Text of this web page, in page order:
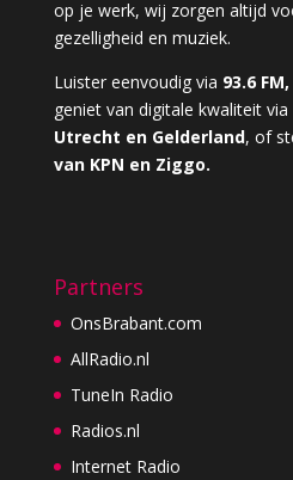
op je werk, wij zorgen altijd
gezelligheid en muziek.
Luister eenvoudig via 93.6
geniet van digitale kwaliteit via
Utrecht en Gelderland, of
van KPN en Ziggo.
Partners
OnsBrabant.com
AllRadio.nl
TuneIn Radio
Radios.nl
Internet Radio